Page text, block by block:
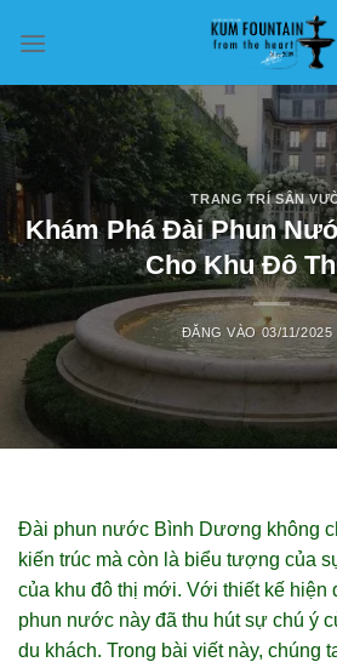
qua
dung
TRANG TRÍ SÂN
Khám Phá Đài Phun
Cho Khu Đô
ĐĂNG VÀO 03/11/2025
Đài phun nước Bình Dương không
kiến trúc mà còn là biểu tượng của
của khu đô thị mới. Với thiết kế hiện
phun nước này đã thu hút sự chú ý
du khách. Trong bài viết này, chúng